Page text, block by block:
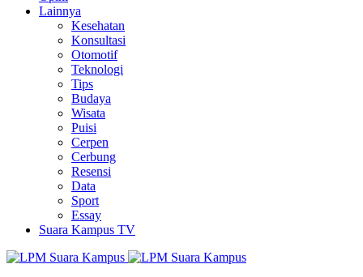
Lainnya
Kesehatan
Konsultasi
Otomotif
Teknologi
Tips
Budaya
Wisata
Puisi
Cerpen
Cerbung
Resensi
Data
Sport
Essay
Suara Kampus TV